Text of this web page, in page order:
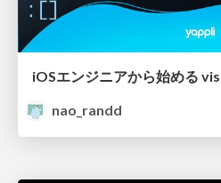
iOSエンジニアから始める
nao_randd